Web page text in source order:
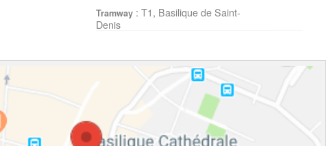
Tramway : T1, Basilique de Saint-
Denis